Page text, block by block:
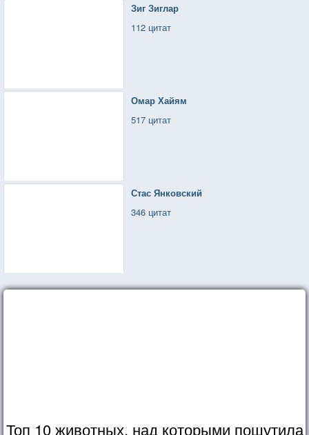
Зиг Зиглар
112 цитат
Омар Хайям
517 цитат
Стас Янковский
346 цитат
Топ 10 животных, над которыми пошутила